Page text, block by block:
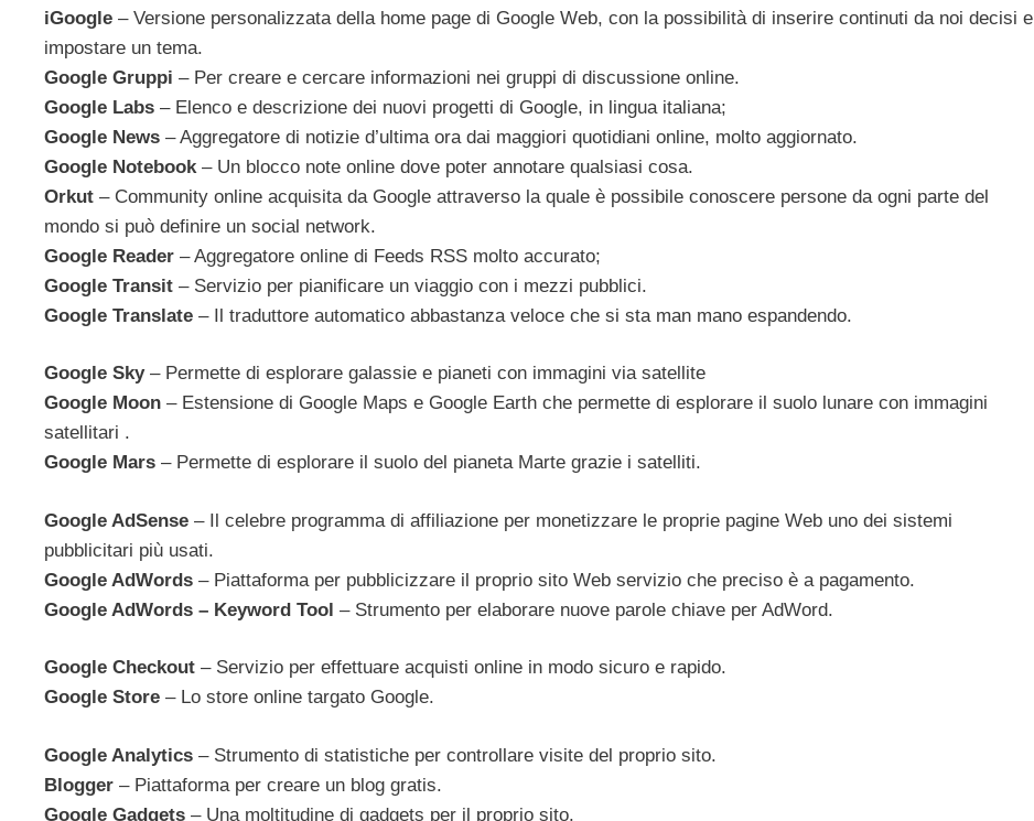
iGoogle – Versione personalizzata della home page di Google Web, con la possibilità di inserire continuti da noi decisi e
impostare un tema.
Google Gruppi – Per creare e cercare informazioni nei gruppi di discussione online.
Google Labs – Elenco e descrizione dei nuovi progetti di Google, in lingua italiana;
Google News – Aggregatore di notizie d’ultima ora dai maggiori quotidiani online, molto aggiornato.
Google Notebook – Un blocco note online dove poter annotare qualsiasi cosa.
Orkut – Community online acquisita da Google attraverso la quale è possibile conoscere persone da ogni parte del
mondo si può definire un social network.
Google Reader – Aggregatore online di Feeds RSS molto accurato;
Google Transit – Servizio per pianificare un viaggio con i mezzi pubblici.
Google Translate – Il traduttore automatico abbastanza veloce che si sta man mano espandendo.
Google Sky– Permette di esplorare galassie e pianeti con immagini via satellite
Google Moon – Estensione di Google Maps e Google Earth che permette di esplorare il suolo lunare con immagini
satellitari .
Google Mars – Permette di esplorare il suolo del pianeta Marte grazie i satelliti.
Google AdSense – Il celebre programma di affiliazione per monetizzare le proprie pagine Web uno dei sistemi
pubblicitari più usati.
Google AdWords – Piattaforma per pubblicizzare il proprio sito Web servizio che preciso è a pagamento.
Google AdWords – Keyword Tool – Strumento per elaborare nuove parole chiave per AdWord.
Google Checkout – Servizio per effettuare acquisti online in modo sicuro e rapido.
Google Store – Lo store online targato Google.
Google Analytics – Strumento di statistiche per controllare visite del proprio sito.
Blogger – Piattaforma per creare un blog gratis.
Google Gadgets – Una moltitudine di gadgets per il proprio sito.